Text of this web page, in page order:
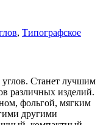
, Типографское
Станет лучшим
различных изделий.
фольгой, мягким
другими